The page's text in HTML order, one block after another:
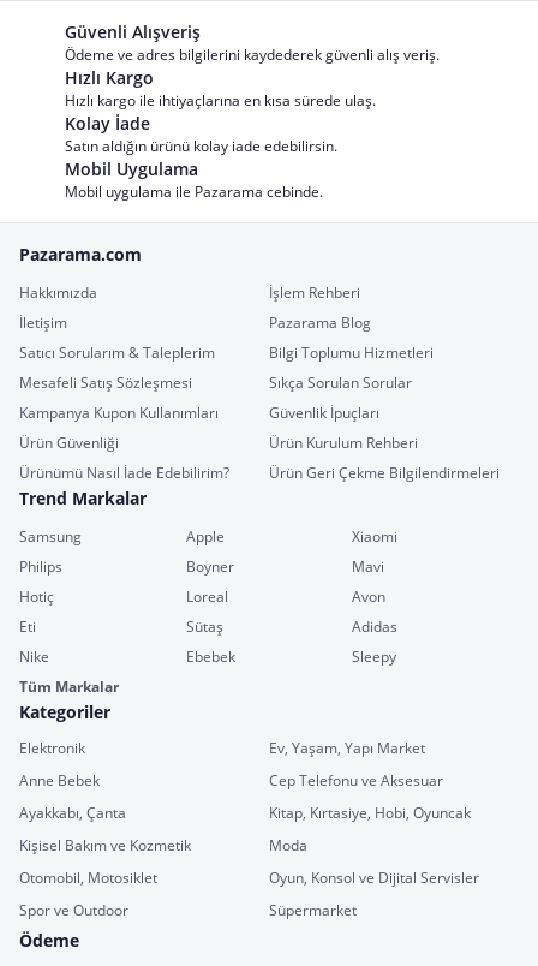
Güvenli Alışveriş
Ödeme ve adres bilgilerini kaydederek güvenli alış veriş.
Hızlı Kargo
Hızlı kargo ile ihtiyaçlarına en kısa sürede ulaş.
Kolay İade
Satın aldığın ürünü kolay iade edebilirsin.
Mobil Uygulama
Mobil uygulama ile Pazarama cebinde.
Pazarama.com
Hakkımızda
İşlem Rehberi
İletişim
Pazarama Blog
Satıcı Sorularım & Taleplerim
Bilgi Toplumu Hizmetleri
Mesafeli Satış Sözleşmesi
Sıkça Sorulan Sorular
Kampanya Kupon Kullanımları
Güvenlik İpuçları
Ürün Güvenliği
Ürün Kurulum Rehberi
Ürünümü Nasıl İade Edebilirim?
Ürün Geri Çekme Bilgilendirmeleri
Trend Markalar
Samsung Apple
Xiaomi
Philips
Boyner
Mavi
Hotiç
Loreal
Avon
Eti
Sütaş
Adidas
Nike
Ebebek
Sleepy
Tüm Markalar
Kategoriler
Elektronik
Ev, Yaşam, Yapı Market
Anne Bebek
Cep Telefonu ve Aksesuar
Ayakkabı, Çanta
Kitap, Kırtasiye, Hobi, Oyuncak
Kişisel Bakım ve Kozmetik
Moda
Otomobil, Motosiklet
Oyun, Konsol ve Dijital Servisler
Spor ve Outdoor
Süpermarket
Ödeme